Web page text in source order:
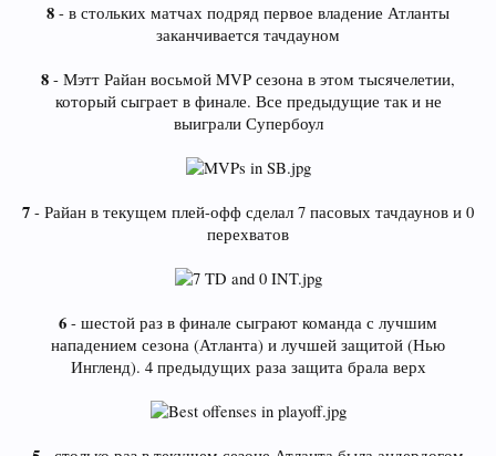
8 - в стольких матчах подряд первое владение Атланты
заканчивается тачдауном
8 - Мэтт Райан восьмой MVP сезона в этом тысячелетии,
который сыграет в финале. Все предыдущие так и не
выиграли Супербоул
7 - Райан в текущем плей-офф сделал 7 пасовых тачдаунов и 0
перехватов
6 - шестой раз в финале сыграют команда с лучшим
нападением сезона (Атланта) и лучшей защитой (Нью
Ингленд). 4 предыдущих раза защита брала верх